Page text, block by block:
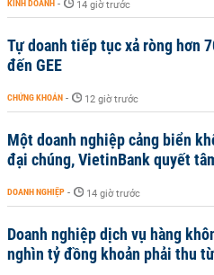
KINH DOANH - 14 giờ trước
Tự doanh tiếp tục xả ròng hơn
đến GEE
CHỨNG KHOÁN - 12 giờ trước
Một doanh nghiệp cảng biển
đại chúng, VietinBank quyết
DOANH NGHIỆP - 14 giờ trước
Doanh nghiệp dịch vụ hàng
nghìn tỷ đồng khoản phải thu